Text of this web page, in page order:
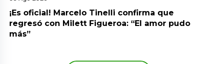
¡Es oficial! Marcelo Tinelli confirma que
regresó con Milett Figueroa: “El amor pudo
más”